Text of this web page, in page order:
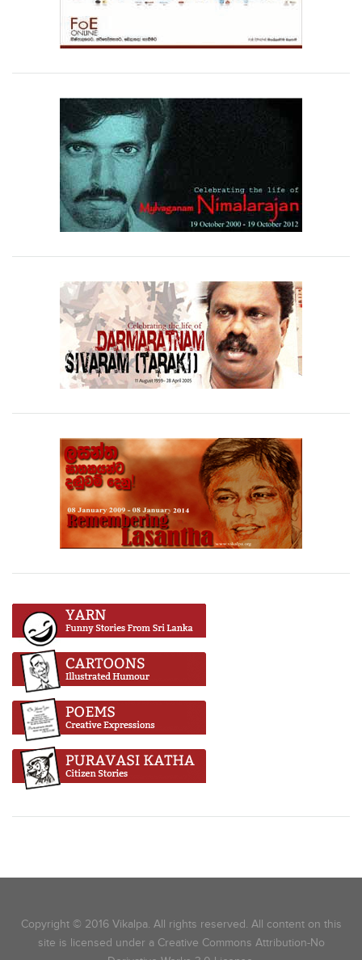
Copyright © 2016 Vikalpa. All rights reserved. All content on this
site is licensed under a Creative Commons Attribution-No